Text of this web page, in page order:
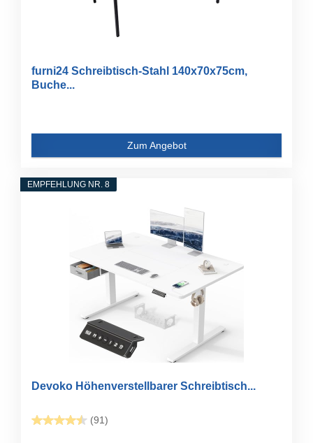
furni24 Schreibtisch-Stahl 140x70x75cm,
Buche...
Zum Angebot
EMPFEHLUNG NR. 8
Devoko Höhenverstellbarer Schreibtisch...
(91)